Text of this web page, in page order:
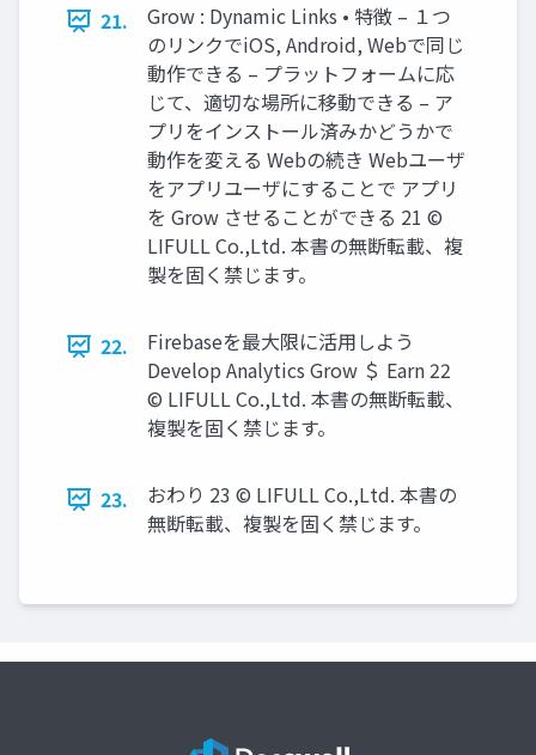
21.
Grow : Dynamic Links • 特徴 – １つ
のリンクでiOS, Android, Webで同じ
動作できる – プラットフォームに応
じて、適切な場所に移動できる – ア
プリをインストール済みかどうかで
動作を変える Webの続き Webユーザ
をアプリユーザにすることで アプリ
を Grow させることができる 21 ©
LIFULL Co.,Ltd. 本書の無断転載、複
製を固く禁じます。
22.
Firebaseを最大限に活用しよう
Develop Analytics Grow ＄ Earn 22
© LIFULL Co.,Ltd. 本書の無断転載、
複製を固く禁じます。
23.
おわり 23 © LIFULL Co.,Ltd. 本書の
無断転載、複製を固く禁じます。